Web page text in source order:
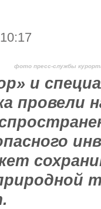
фото пресс-службы
и